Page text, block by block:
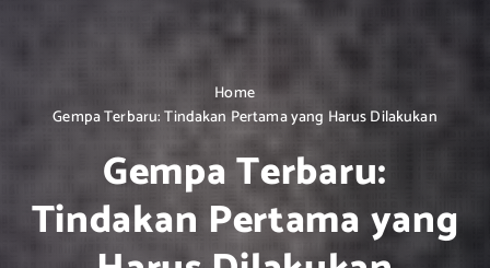
Home
Gempa Terbaru: Tindakan Pertama yang Harus Dilakukan
Gempa Terbaru:
Tindakan Pertama yang